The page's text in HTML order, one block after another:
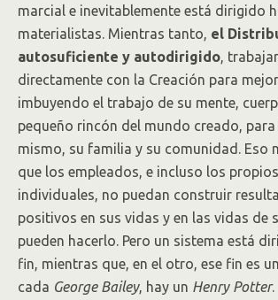
marcial e inevitablemente está dirigido
materialistas. Mientras tanto, el
autosuficiente y autodirigido,
directamente con la Creación para
imbuyendo el trabajo de su mente,
pequeño rincón del mundo creado,
mismo, su familia y su comunidad. Eso
que los empleados, e incluso los
individuales, no puedan construir
positivos en sus vidas y en las vidas de
pueden hacerlo. Pero un sistema está
fin, mientras que, en el otro, ese fin es
cada George Bailey, hay un Henry Potter.